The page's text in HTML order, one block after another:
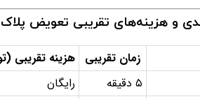
و هزینه‌های تقریبی تعویض پلاک
زمان تقریبی هزینه تقریبی
۵ دقیقه
رایگان